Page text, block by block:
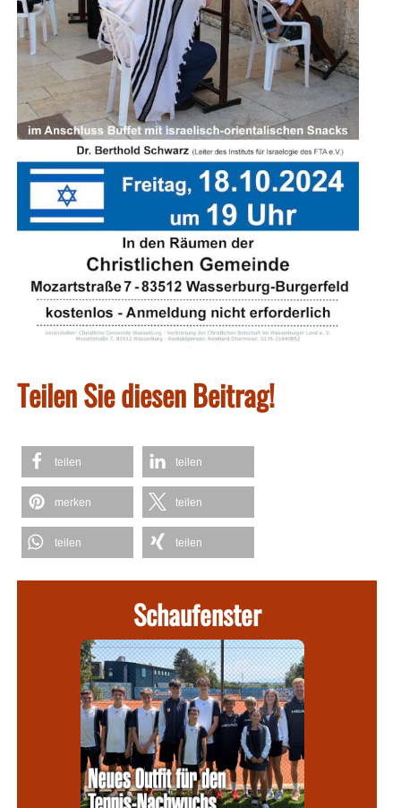
Teilen Sie diesen Beitrag!
teilen teilen
merken teilen
teilen teilen
Schaufenster